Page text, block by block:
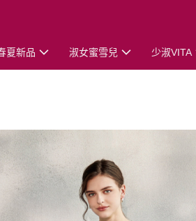
夏新品 淑女蜜雪兒 少淑VITA